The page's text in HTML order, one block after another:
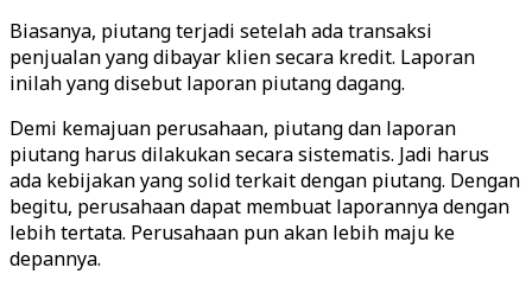
Biasanya, piutang terjadi setelah ada transaksi
penjualan yang dibayar klien secara kredit. Laporan
inilah yang disebut laporan piutang dagang.
Demi kemajuan perusahaan, piutang dan laporan
piutang harus dilakukan secara sistematis. Jadi harus
ada kebijakan yang solid terkait dengan piutang. Dengan
begitu, perusahaan dapat membuat laporannya dengan
lebih tertata. Perusahaan pun akan lebih maju ke
depannya.